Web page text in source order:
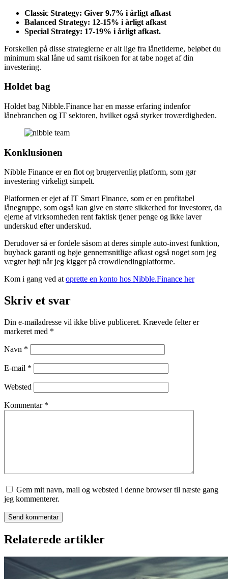
Classic Strategy: Giver 9.7% i årligt afkast
Balanced Strategy: 12-15% i årligt afkast
Special Strategy: 17-19% i årligt afkast.
Forskellen på disse strategierne er alt lige fra lånetiderne, beløbet du
minimum skal låne ud samt risikoen for at tabe noget af din
investering.
Holdet bag
Holdet bag Nibble.Finance har en masse erfaring indenfor
lånebranchen og IT sektoren, hvilket også styrker troværdigheden.
Konklusionen
Nibble Finance er en flot og brugervenlig platform, som gør
investering virkeligt simpelt.
Platformen er ejet af IT Smart Finance, som er en profitabel
lånegruppe, som også kan give en større sikkerhed for investorer, da
ejerne af virksomheden rent faktisk tjener penge og ikke laver
underskud efter underskud.
Derudover så er fordele såsom at deres simple auto-invest funktion,
buyback garanti og høje gennemsnitlige afkast også noget som jeg
vægter højt når jeg kigger på crowdlendingplatforme.
Kom i gang ved atoprette en konto hos Nibble.Finance her
Skriv et svar
Din e-mailadresse vil ikke blive publiceret. Krævede felter er
markeret med *
Navn *
E-mail *
Websted
Kommentar *
Gem mit navn, mail og websted i denne browser til næste gang
jeg kommenterer.
Relaterede artikler